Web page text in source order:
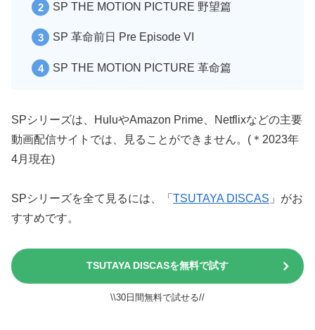
SP THE MOTION PICTURE 野望篇
SP 革命前日 Pre Episode VI
SP THE MOTION PICTURE 革命篇
SPシリーズは、HuluやAmazon Prime、Netflixなどの主要
動画配信サイトでは、見ることができません。(＊2023年
4月現在)
SPシリーズを全て見るには、「 TSUTAYA DISCAS 」がお
すすめです。
TSUTAYA DISCASを無料で試す
\\30日間無料で試せる//